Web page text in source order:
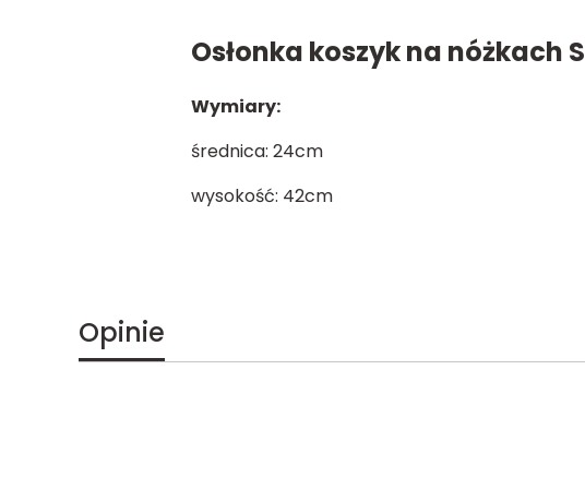
Osłonka koszyk na nóżkach S
Wymiary:
średnica: 24cm
wysokość: 42cm
Opinie